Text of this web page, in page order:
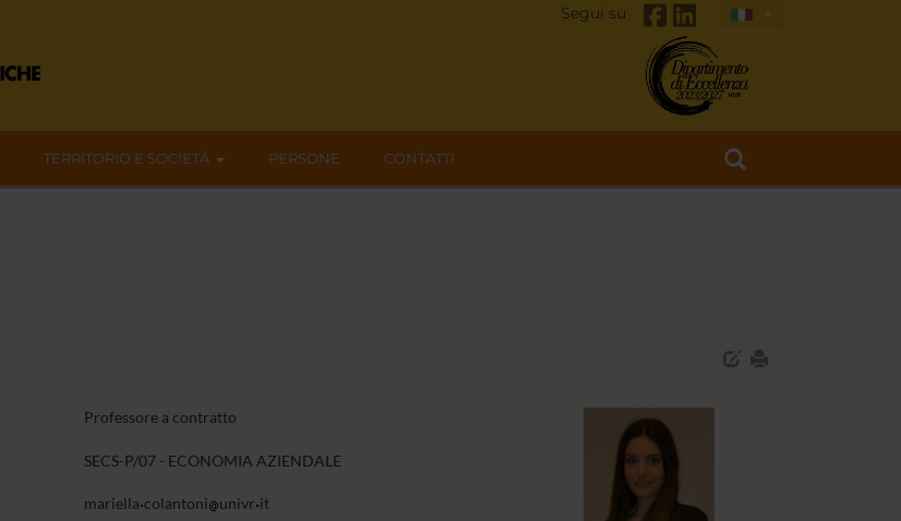
Segui su
TERRITORIO E SOCIETÀ PERSONE CONTATTI
Professore a contratto
SECS-P/07 - ECONOMIA AZIENDALE
mariella colantoni univr it